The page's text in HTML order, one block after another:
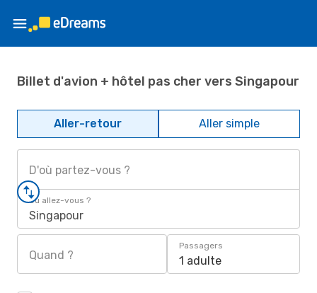
Billet d'avion + hôtel pas cher vers Singapour
Aller-retour Aller simple
D'où partez-vous ?
Où allez-vous ?
Singapour
Quand ?
Passagers
1 adulte